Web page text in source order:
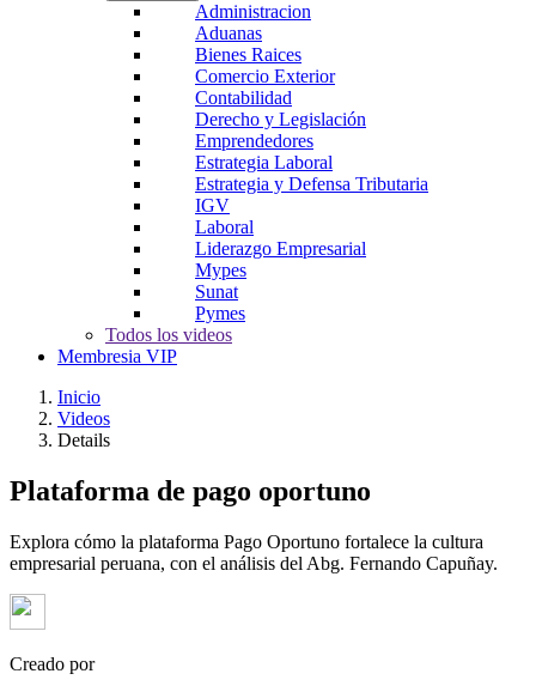
Administracion
Aduanas
Bienes Raices
Comercio Exterior
Contabilidad
Derecho y Legislación
Emprendedores
Estrategia Laboral
Estrategia y Defensa Tributaria
IGV
Laboral
Liderazgo Empresarial
Mypes
Sunat
Pymes
Todos los videos
Membresia VIP
Inicio
Videos
Details
Plataforma de pago oportuno
Explora cómo la plataforma Pago Oportuno fortalece la cultura
empresarial peruana, con el análisis del Abg. Fernando Capuñay.
Creado por